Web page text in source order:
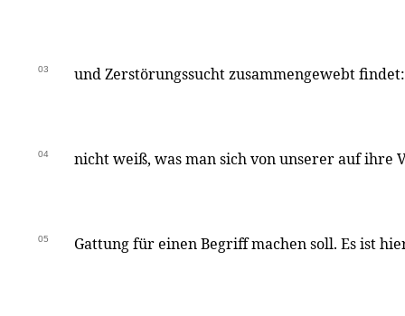
03 und Zerstörungssucht zusammengewebt
04 nicht weiß, was man sich von unserer auf ihre
05 Gattung für einen Begriff machen soll. Es ist